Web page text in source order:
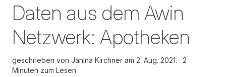
Daten aus dem Awin
Netzwerk: Apotheken
geschrieben von Janina Kirchner am 2. Aug. 2021.
2
Minuten zum Lesen